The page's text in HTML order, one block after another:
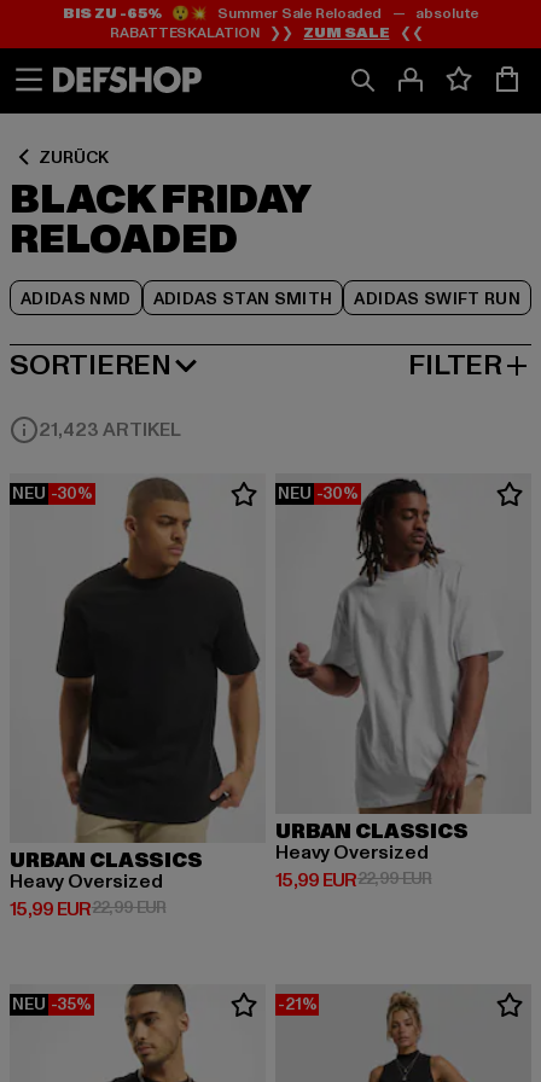
Zum
Inhalt
springen
Zum
Fußzeile
springen
BIS ZU -65%😲💥 Summer Sale Reloaded — absolute
RABATTESKALATION ❯❯ ZUM SALE ❮❮
ZURÜCK
BLACK FRIDAY
RELOADED
ADIDAS NMD ADIDAS STAN SMITH ADIDAS SWIFT RUN
Zum
Produktraster
springen
SORTIEREN
BELIEBTESTE FILTER
21,423 ARTIKEL
NEU -30%
URBAN CLASSICS
Heavy Oversized
15,99 EUR
Derzeitiger Preis: 15,99 EUR
22,99 EURAktionspreis: 22,99 EUR
NEU -30%
URBAN CLASSICS
Heavy Oversized
15,99 EUR
Derzeitiger Preis: 15,99 EUR
22,99 EURAktionspreis:
NEU -35% -21%